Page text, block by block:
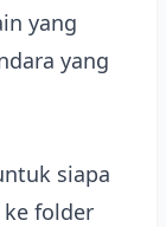
yang
yang
siapa
folder